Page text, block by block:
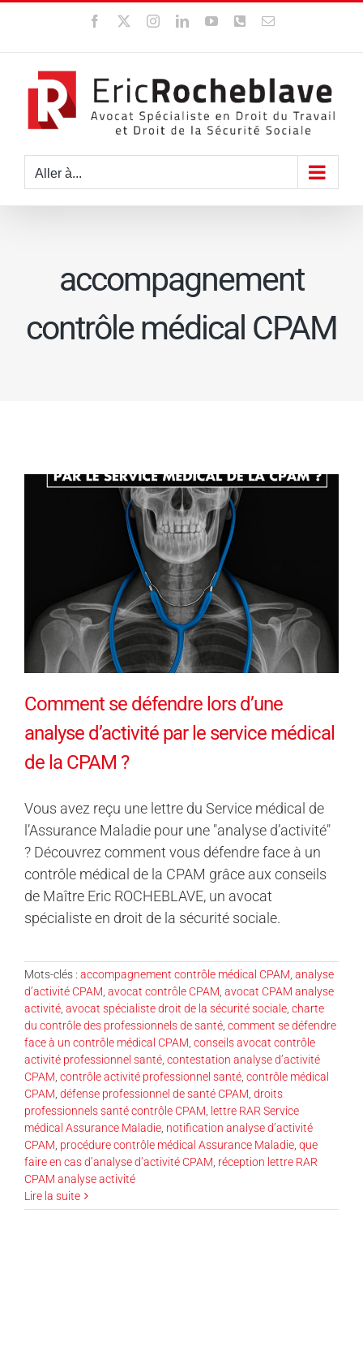
contenu
Facebook InstagramLinkedInYouTubeWhatsApp
Email
Aller à...
accompagnement
contrôle médical CPAM
Comment se défendre lors d’une
analyse d’activité par le service médical
de la CPAM ?
Vous avez reçu une lettre du Service médical de
l’Assurance Maladie pour une "analyse d’activité"
? Découvrez comment vous défendre face à un
contrôle médical de la CPAM grâce aux conseils
de Maître Eric ROCHEBLAVE, un avocat
spécialiste en droit de la sécurité sociale.
Mots-clés : accompagnement contrôle médical CPAM analyse
d’activité CPAM avocat contrôle CPAM avocat CPAM analyse
activité avocat spécialiste droit de la sécurité sociale charte
du contrôle des professionnels de santé comment se défendre
face à un contrôle médical CPAM conseils avocat contrôle
activité professionnel santé contestation analyse d’activité
CPAM contrôle activité professionnel santé contrôle médical
CPAM défense professionnel de santé CPAM droits
professionnels santé contrôle CPAM lettre RAR Service
médical Assurance Maladie notification analyse d’activité
CPAM procédure contrôle médical Assurance Maladie que
faire en cas d’analyse d’activité CPAM réception lettre RAR
CPAM analyse activité
Lire la suite